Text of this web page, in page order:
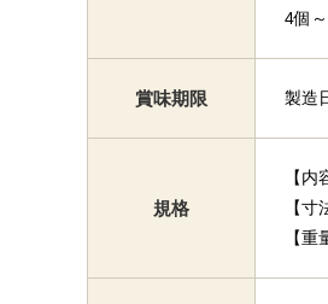
4個
賞味期限 製造
規格
【
【
【